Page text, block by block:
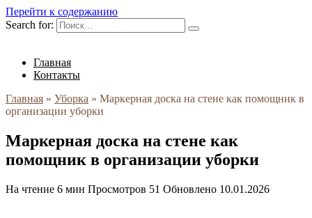
Перейти к содержанию
Search for:
Главная
Контакты
Главная » Уборка » Маркерная доска на стене как помощник в
организации уборки
Маркерная доска на стене как
помощник в организации уборки
На чтение 6 мин Просмотров 51 Обновлено 10.01.2026